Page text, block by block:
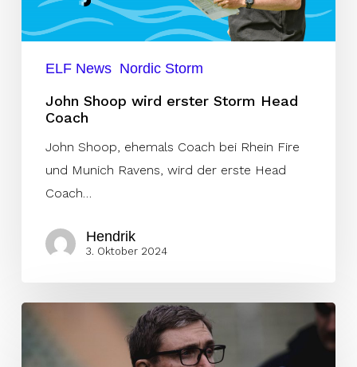
Head
Coach
ELF News Nordic Storm
John Shoop wird erster Storm Head
Coach
John Shoop, ehemals Coach bei Rhein Fire
und Munich Ravens, wird der erste Head
Coach…
Hendrik
3. Oktober 2024